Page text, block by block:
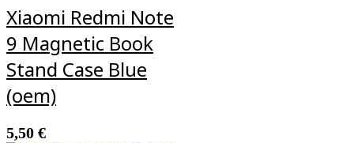
Xiaomi Redmi Note
9 Magnetic Book
Stand Case Blue
(oem)
5,50 €